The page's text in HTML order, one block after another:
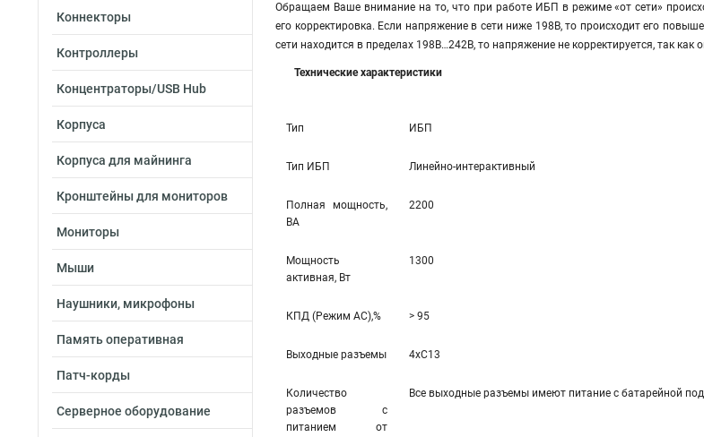
Коннекторы
Контроллеры
Концентраторы/USB Hub
Корпуса
Корпуса для майнинга
Кронштейны для мониторов
Мониторы
Мыши
Наушники, микрофоны
Память оперативная
Патч-корды
Серверное оборудование
Обращаем Ваше внимание на то, что при работе ИБП в режиме «от сети»
его корректировка. Если напряжение в сети ниже 198В, то происходит его
сети находится в пределах 198В…242В, то напряжение не корректируется, так как
Технические характеристики
Тип ИБП
Тип ИБП Линейно-интерактивный
Полная мощность,
ВА
2200
Мощность
активная, Вт
1300
КПД (Режим AC),% > 95
Выходные разъемы 4xC13
Количество
разъемов с
питанием от
Все выходные разъемы имеют питание с батарейной